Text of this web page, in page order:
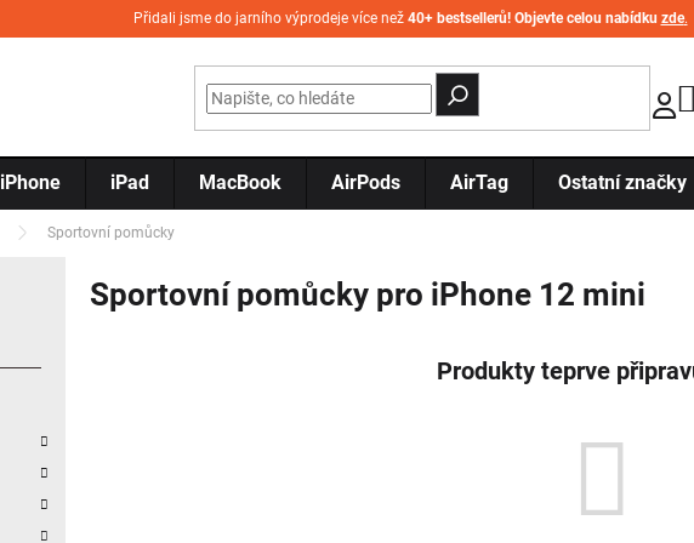
Přidali jsme do jarního výprodeje více než 40+ bestsellerů! Objevte celou nabídku zde.
iPhone iPad MacBook AirPods AirTag Ostatní značky
Sportovní pomůcky
Sportovní pomůcky pro iPhone 12 mini
Produkty teprve